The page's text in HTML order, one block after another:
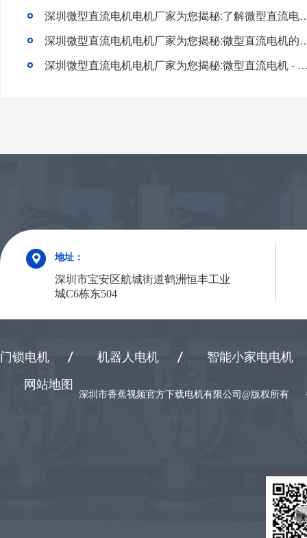
深圳微型直流电机电机厂家为您揭
深圳微型直流电机电机厂家为
深圳微型直流电机电机厂家为您揭秘:微型直
地址：
深圳市宝安区航城街道鹤洲恒丰工业
城C6栋东504
门锁电机 机器人电机
智能小家电电机
网站地图
深圳市香蕉视频官方下载电机有限公司@版权所有